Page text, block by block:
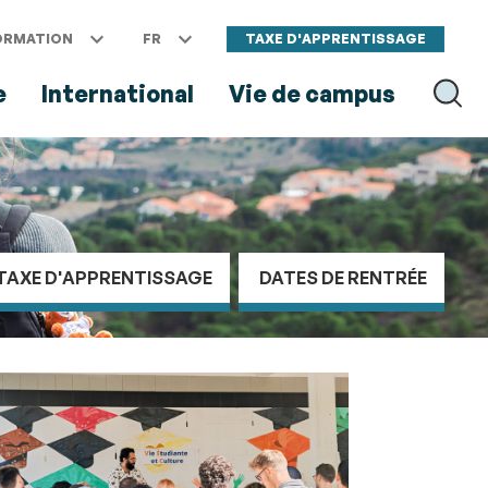
FR TAXE D'APPRENTISSAGE
International Vie de campus
D'APPRENTISSAGE DATES DE RENTRÉE